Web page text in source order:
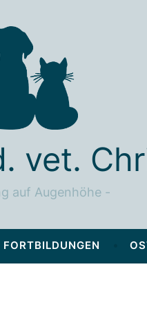
vet.
auf Augenhöhe
FORTBILDUNGEN